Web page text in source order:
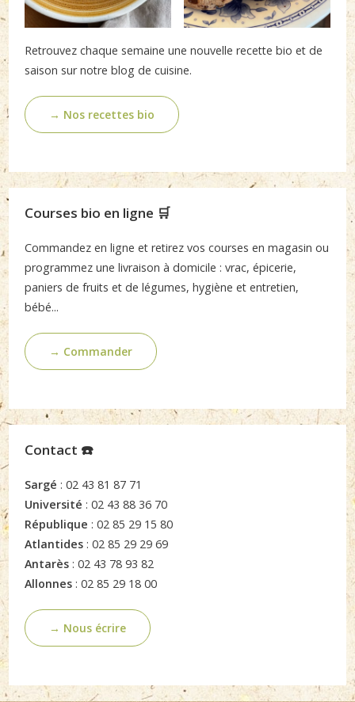
Retrouvez chaque semaine une nouvelle recette bio et de
saison sur notre blog de cuisine.
→ Nos recettes bio
Courses bio en ligne 🛒
Commandez en ligne et retirez vos courses en magasin ou
programmez une livraison à domicile : vrac, épicerie,
paniers de fruits et de légumes, hygiène et entretien,
bébé...
→ Commander
Contact ☎️
Sargé : 02 43 81 87 71
Université : 02 43 88 36 70
République : 02 85 29 15 80
Atlantides : 02 85 29 29 69
Antarès : 02 43 78 93 82
Allonnes : 02 85 29 18 00
→ Nous écrire